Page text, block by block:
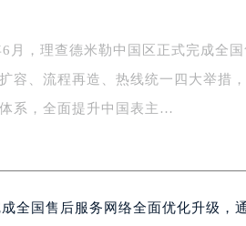
楼18层1803室（需提前预约）
1号楼16层1604室（需提前预约）
塔写字楼（华润万象城）17层1706
字楼8层805室（需提前预约）
6月，理查德米勒中国区正式完成全
容、流程再造、热线统一四大举措
系，全面提升中国表主…
全国售后服务网络全面优化升级，